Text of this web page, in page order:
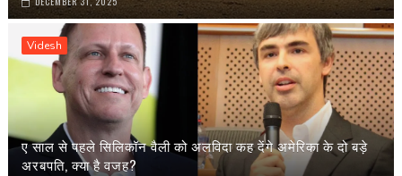
Videsh
ए साल से पहले सिलिकॉन वैली को अलविदा कह देंगे अमेरिका के दो बड़े
अरबपति, क्या है वजह?